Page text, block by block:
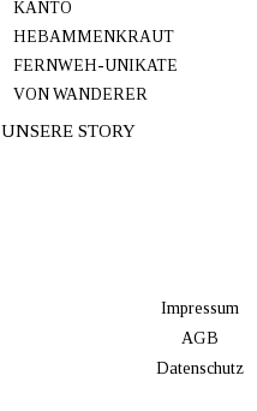
KANTO
HEBAMMENKRAUT
FERNWEH-UNIKATE
VON WANDERER
UNSERE STORY
Impressum
AGB
Datenschutz